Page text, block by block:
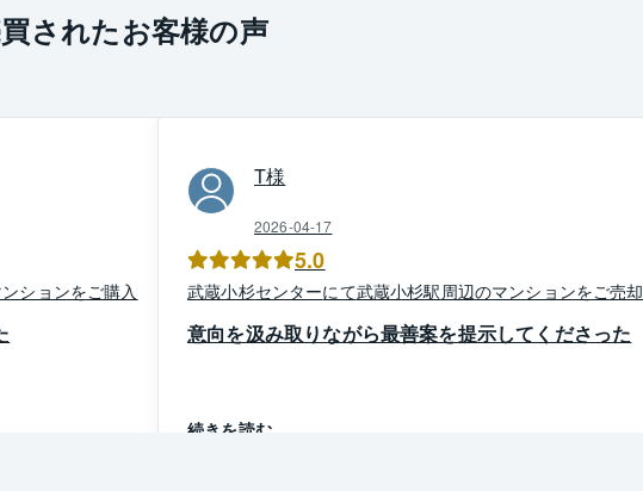
されたお客様の声
ションをご購入
T様
2026-04-17
5.0
武蔵小杉センターにて武蔵小杉駅周辺のマンションをご売却
意向を汲み取りながら最善案を提示してくださった
続きを読む